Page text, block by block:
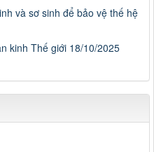
và sơ sinh để bảo vệ thế hệ
kinh Thế giới 18/10/2025
bệnh án điện tử
chỉ đạo phòng,
chỉ đạo phòng, chống